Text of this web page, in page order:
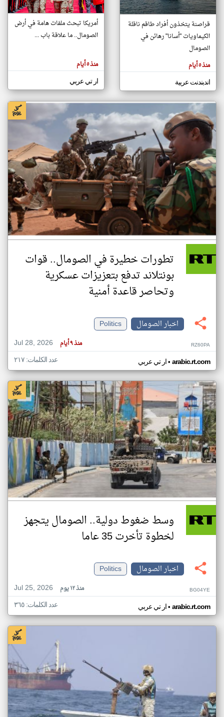
تغيير الدولة
اخبار الصومال على مدار الساعة
أهم اخبار الصومال العاجلة والمباشرة
المقالات
هنا عن
وجهة
كاتبيها.
قراصنة يتخذون أفراد طاقم ناقلة
الكيماويات "أسانا" رهائن في
الصومال
منذ ٥ أيام
اندبندنت عربية
أمريكا تبحث ملفات هامة في أرض
الصومال.. ما علاقة باب ...
منذ ٥ أيام
ار تي عربي
تطورات خطيرة في الصومال.. قوات
بونتلاند تدفع بتعزيزات عسكرية
وتحاصر قاعدة أمنية
اخبار الصومال
Politics
Jul 28, 2026
منذ ٩ أيام RZ60PA
ار تي عربي• arabic.rt.com عدد الكلمات: ٢١٧
وسط ضغوط دولية.. الصومال يتجهز
لخطوة تأخرت 35 عاما
اخبار الصومال
Politics
Jul 25, 2026
منذ ١٢ يوم BG04YE
ار تي عربي• arabic.rt.com عدد الكلمات: ٣٦٥
klyoum.com